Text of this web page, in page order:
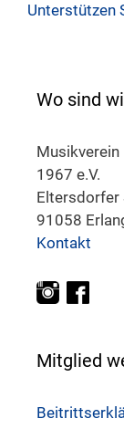
Unterstützen
Wo sind
1967 e.V.
Eltersdorfer
91058
Kontakt
Mitglied